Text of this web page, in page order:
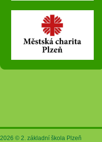
2026 © 2. základní škola Plzeň